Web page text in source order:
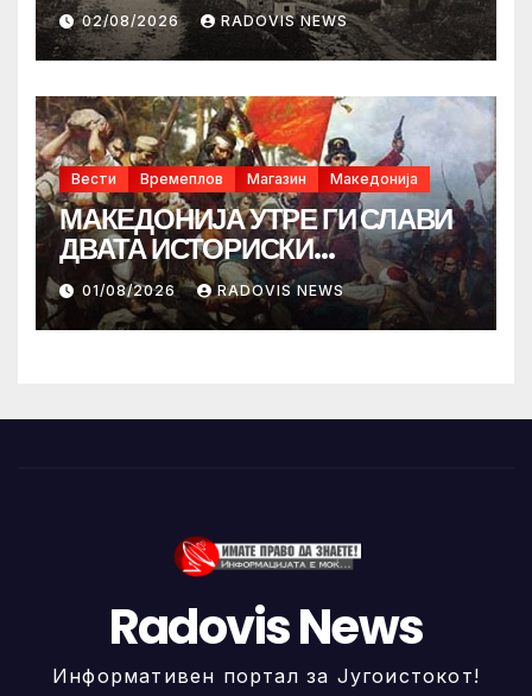
02/08/2026 RADOVIS NEWS
Вести Времеплов Магазин Македонија
МАКЕДОНИЈА УТРЕ ГИ СЛАВИ
ДВАТА ИСТОРИСКИ
ИЛИНДЕНА!
01/08/2026 RADOVIS NEWS
Radovis News
Информативен портал за Југоистокот!